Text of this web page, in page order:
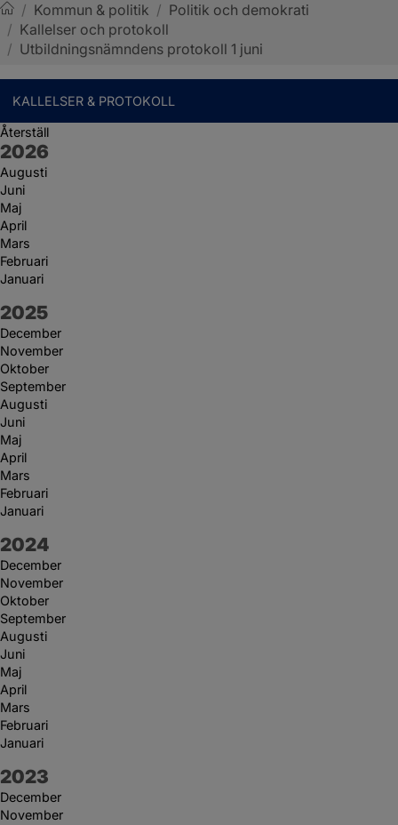
Sotenäs kommun
/ Kommun & politik / Politik och demokrati
/ Kallelser och protokoll
/ Utbildningsnämndens protokoll 1 juni
KALLELSER & PROTOKOLL
Återställ
År:
2026
Augusti
Juni
Maj
April
Mars
Februari
Januari
År:
2025
December
November
Oktober
September
Augusti
Juni
Maj
April
Mars
Februari
Januari
År:
2024
December
November
Oktober
September
Augusti
Juni
Maj
April
Mars
Februari
Januari
År:
2023
December
November